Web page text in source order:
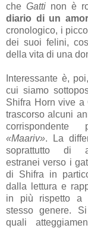
cheGatti non è
diario di un
cronologico, i
dei suoi felini,
della vita di una
Interessante è,
cui siamo
Shifra Horn vive a
trascorso alcuni
«Maariv». La
soprattutto di
estranei verso i
di Shifra in
dalla lettura e
in più rispetto a
stesso genere.
quali